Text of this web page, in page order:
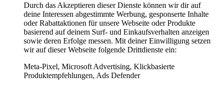
Durch das Akzeptieren dieser Dienste können wir dir auf
deine Interessen abgestimmte Werbung, gesponserte Inhalte
oder Rabattaktionen für unsere Webseite oder Produkte
basierend auf deinem Surf- und Einkaufsverhalten anzeigen
sowie deren Erfolge messen. Mit deiner Einwilligung setzen
wir auf dieser Webseite folgende Drittdienste ein:
Meta-Pixel, Microsoft Advertising, Klickbasierte
Produktempfehlungen, Ads Defender